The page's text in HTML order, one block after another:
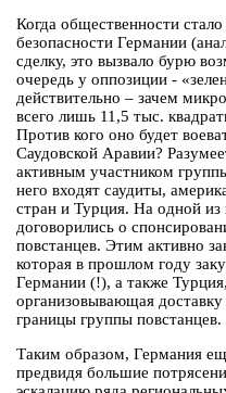
Когда общественности
безопасности Германии
сделку, это вызвало бурю
очередь у оппозиции -
действительно – зачем
всего лишь 11,5 тыс.
Против кого оно будет
Саудовской Аравии?
активным участником
него входят саудиты,
стран и Турция. На одной
договорились о
повстанцев. Этим активно
которая в прошлом году
Германии (!), а также
организовывающая
границы группы повстанцев.
Таким образом, Германия
предвидя большие